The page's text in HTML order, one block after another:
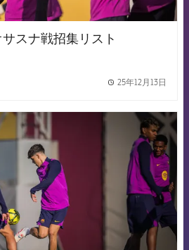
スナ戦招集リスト
25年12月13日
FCB Barcelona badge